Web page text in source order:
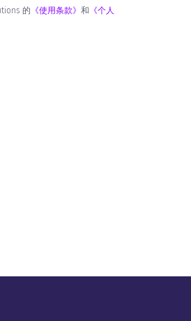
的 《使用条款》 和 《个人